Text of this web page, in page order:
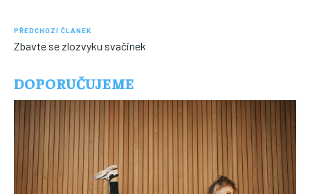
PŘEDCHOZÍ ČLÁNEK
Zbavte se zlozvyku svačinek
DOPORUČUJEME